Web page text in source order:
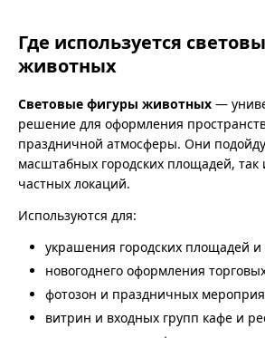
Где используется
животных
Световые фигуры животных —
решение для оформления
праздничной атмосферы. Они
масштабных городских площадей,
частных локаций.
Используются для:
украшения городских площадей и
новогоднего оформления
фотозон и праздничных
витрин и входных групп кафе и